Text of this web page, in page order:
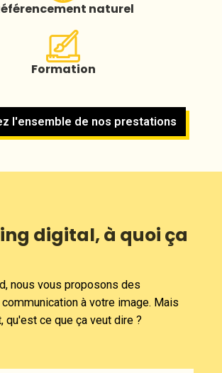
naturel
Formation
l'ensemble de nos prestations
digital, à quoi ça
nous vous proposons des
à votre image. Mais
qu'est ce que ça veut dire ?